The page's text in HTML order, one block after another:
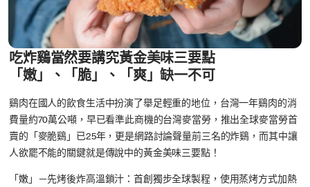
吃炸鷄當然要講究黃金美味三要點
「嫩」、「脆」、「爽」缺一不可
鷄肉在國人的飲食生活中扮演了舉足輕重的地位，台灣一年鷄肉的消
費量約70萬公噸，早已看準此商機的台灣麥當勞，推出全球麥當勞首
賣的「麥脆鷄」已25年，更是網路討論聲量前三名的炸鷄，而其中讓
人欲罷不能的關鍵就是傳說中的黃金美味三要點！
「嫩」－先烤後炸高溫鎖汁：首創獨步全球製程，使用蒸烤方式加熱